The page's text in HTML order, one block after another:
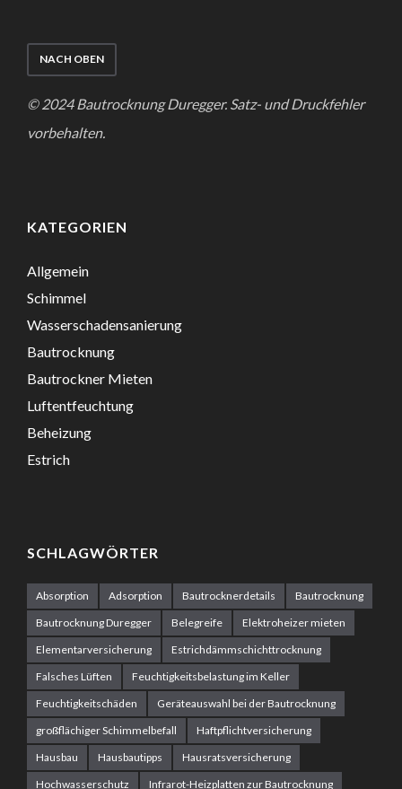
NACH OBEN
© 2024 Bautrocknung Duregger. Satz- und Druckfehler
vorbehalten.
KATEGORIEN
Allgemein
Schimmel
Wasserschadensanierung
Bautrocknung
Bautrockner Mieten
Luftentfeuchtung
Beheizung
Estrich
SCHLAGWÖRTER
Absorption Adsorption Bautrocknerdetails
Bautrocknung
Bautrocknung Duregger
Belegreife
Elektroheizer mieten
Elementarversicherung
Estrichdämmschichttrocknung
Falsches Lüften
Feuchtigkeitsbelastung im Keller
Feuchtigkeitschäden
Geräteauswahl bei der Bautrocknung
großflächiger Schimmelbefall
Haftpflichtversicherung
Hausbau
Hausbautipps
Hausratsversicherung
Hochwasserschutz
Infrarot-Heizplatten zur Bautrocknung